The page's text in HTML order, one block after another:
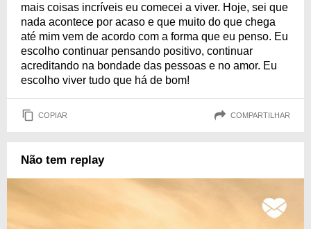
mais coisas incríveis eu comecei a viver. Hoje, sei que
nada acontece por acaso e que muito do que chega
até mim vem de acordo com a forma que eu penso. Eu
escolho continuar pensando positivo, continuar
acreditando na bondade das pessoas e no amor. Eu
escolho viver tudo que há de bom!
COPIAR COMPARTILHAR
Não tem replay